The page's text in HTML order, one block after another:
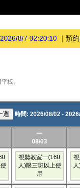
2026/8/7 02:20:10 ｜ 預
板。
週 時間: 2026/08/02 -
一
08/03
視聽教室一(160
人)限三班以上使
用